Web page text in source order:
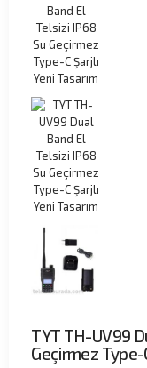
TYT TH-UV99
Geçirmez Type-